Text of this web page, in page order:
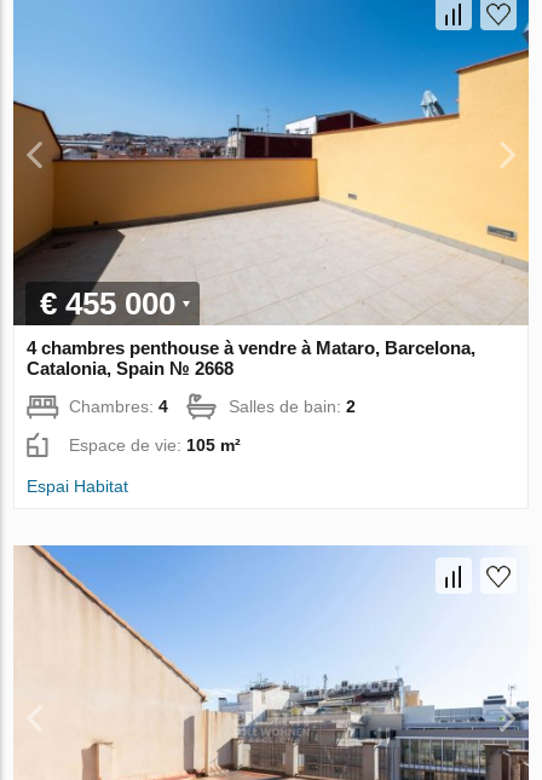
€ 455 000
4 chambres penthouse à vendre à Mataro, Barcelona,
Catalonia, Spain № 2668
Chambres:4 Salles de bain:2
Espace de vie: 105 m²
Espai Habitat